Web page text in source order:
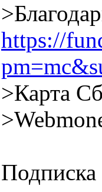
https://
>Карта
Подписка